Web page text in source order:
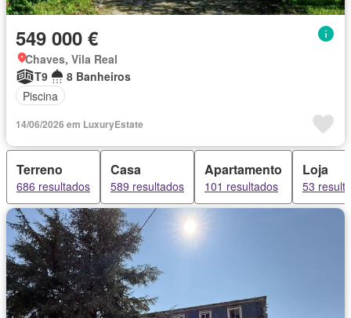
549 000 €
Chaves, Vila Real
T9
8 Banheiros
Piscina
14/06/2026 em LuxuryEstate
Terreno
686 resultados
Casa
589 resultados
Apartamento
101 resultados
Loja
53